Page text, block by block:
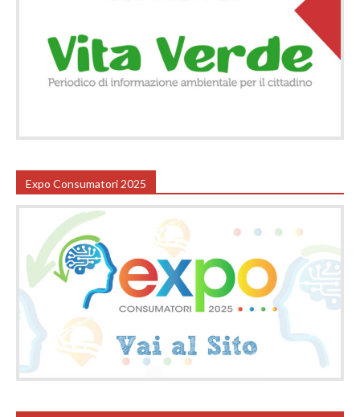
Expo Consumatori 2025